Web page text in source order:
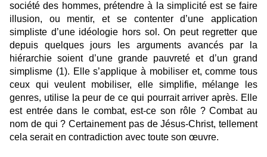
société des hommes, prétendre à la simplicité est se faire
illusion, ou mentir, et se contenter d’une application
simpliste d’une idéologie hors sol. On peut regretter que
depuis quelques jours les arguments avancés par la
hiérarchie soient d’une grande pauvreté et d’un grand
simplisme (1). Elle s’applique à mobiliser et, comme tous
ceux qui veulent mobiliser, elle simplifie, mélange les
genres, utilise la peur de ce qui pourrait arriver après. Elle
est entrée dans le combat, est-ce son rôle ? Combat au
nom de qui ? Certainement pas de Jésus-Christ, tellement
cela serait en contradiction avec toute son œuvre.